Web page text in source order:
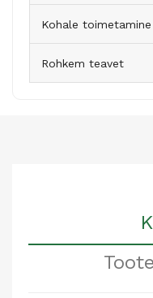
Kohale
Rohkem teavet